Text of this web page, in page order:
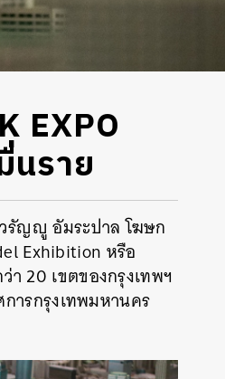
EXPO
นราย
รัญญู อัมระปาล โฆษก
Exhibition หรือ
า 20 เขตของกรุงเทพฯ
ารกรุงเทพมหานคร